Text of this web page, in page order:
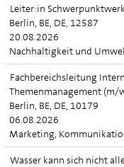
Leiter:in
Berlin, BE, DE, 12587
20.08.2026
Nachhaltigkeit und
Fachbereichsleitung
Themenmanagement (m/
Berlin, BE, DE, 10179
06.08.2026
Marketing,
Wasser kann sich nicht